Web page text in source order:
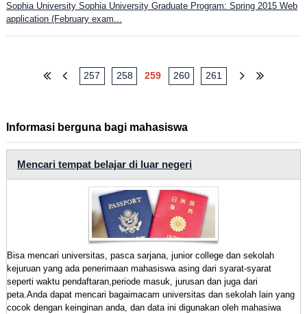
Sophia University Sophia University Graduate Program: Spring 2015 Web
application (February exam...
257 258 259 260 261
Informasi berguna bagi mahasiswa
Mencari tempat belajar di luar negeri
Bisa mencari universitas, pasca sarjana, junior college dan sekolah
kejuruan yang ada penerimaan mahasiswa asing dari syarat-syarat
seperti waktu pendaftaran,periode masuk, jurusan dan juga dari
peta.Anda dapat mencari bagaimacam universitas dan sekolah lain yang
cocok dengan keinginan anda, dan data ini digunakan oleh mahasiwa